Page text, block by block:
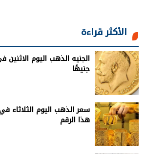
الأكثر قراءة
جنيهًا
هذا الرقم